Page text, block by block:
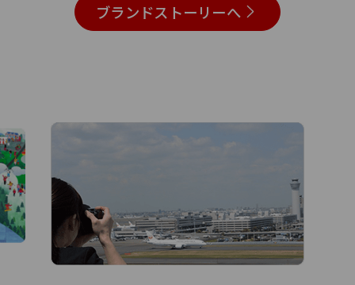
ブランドストーリーへ